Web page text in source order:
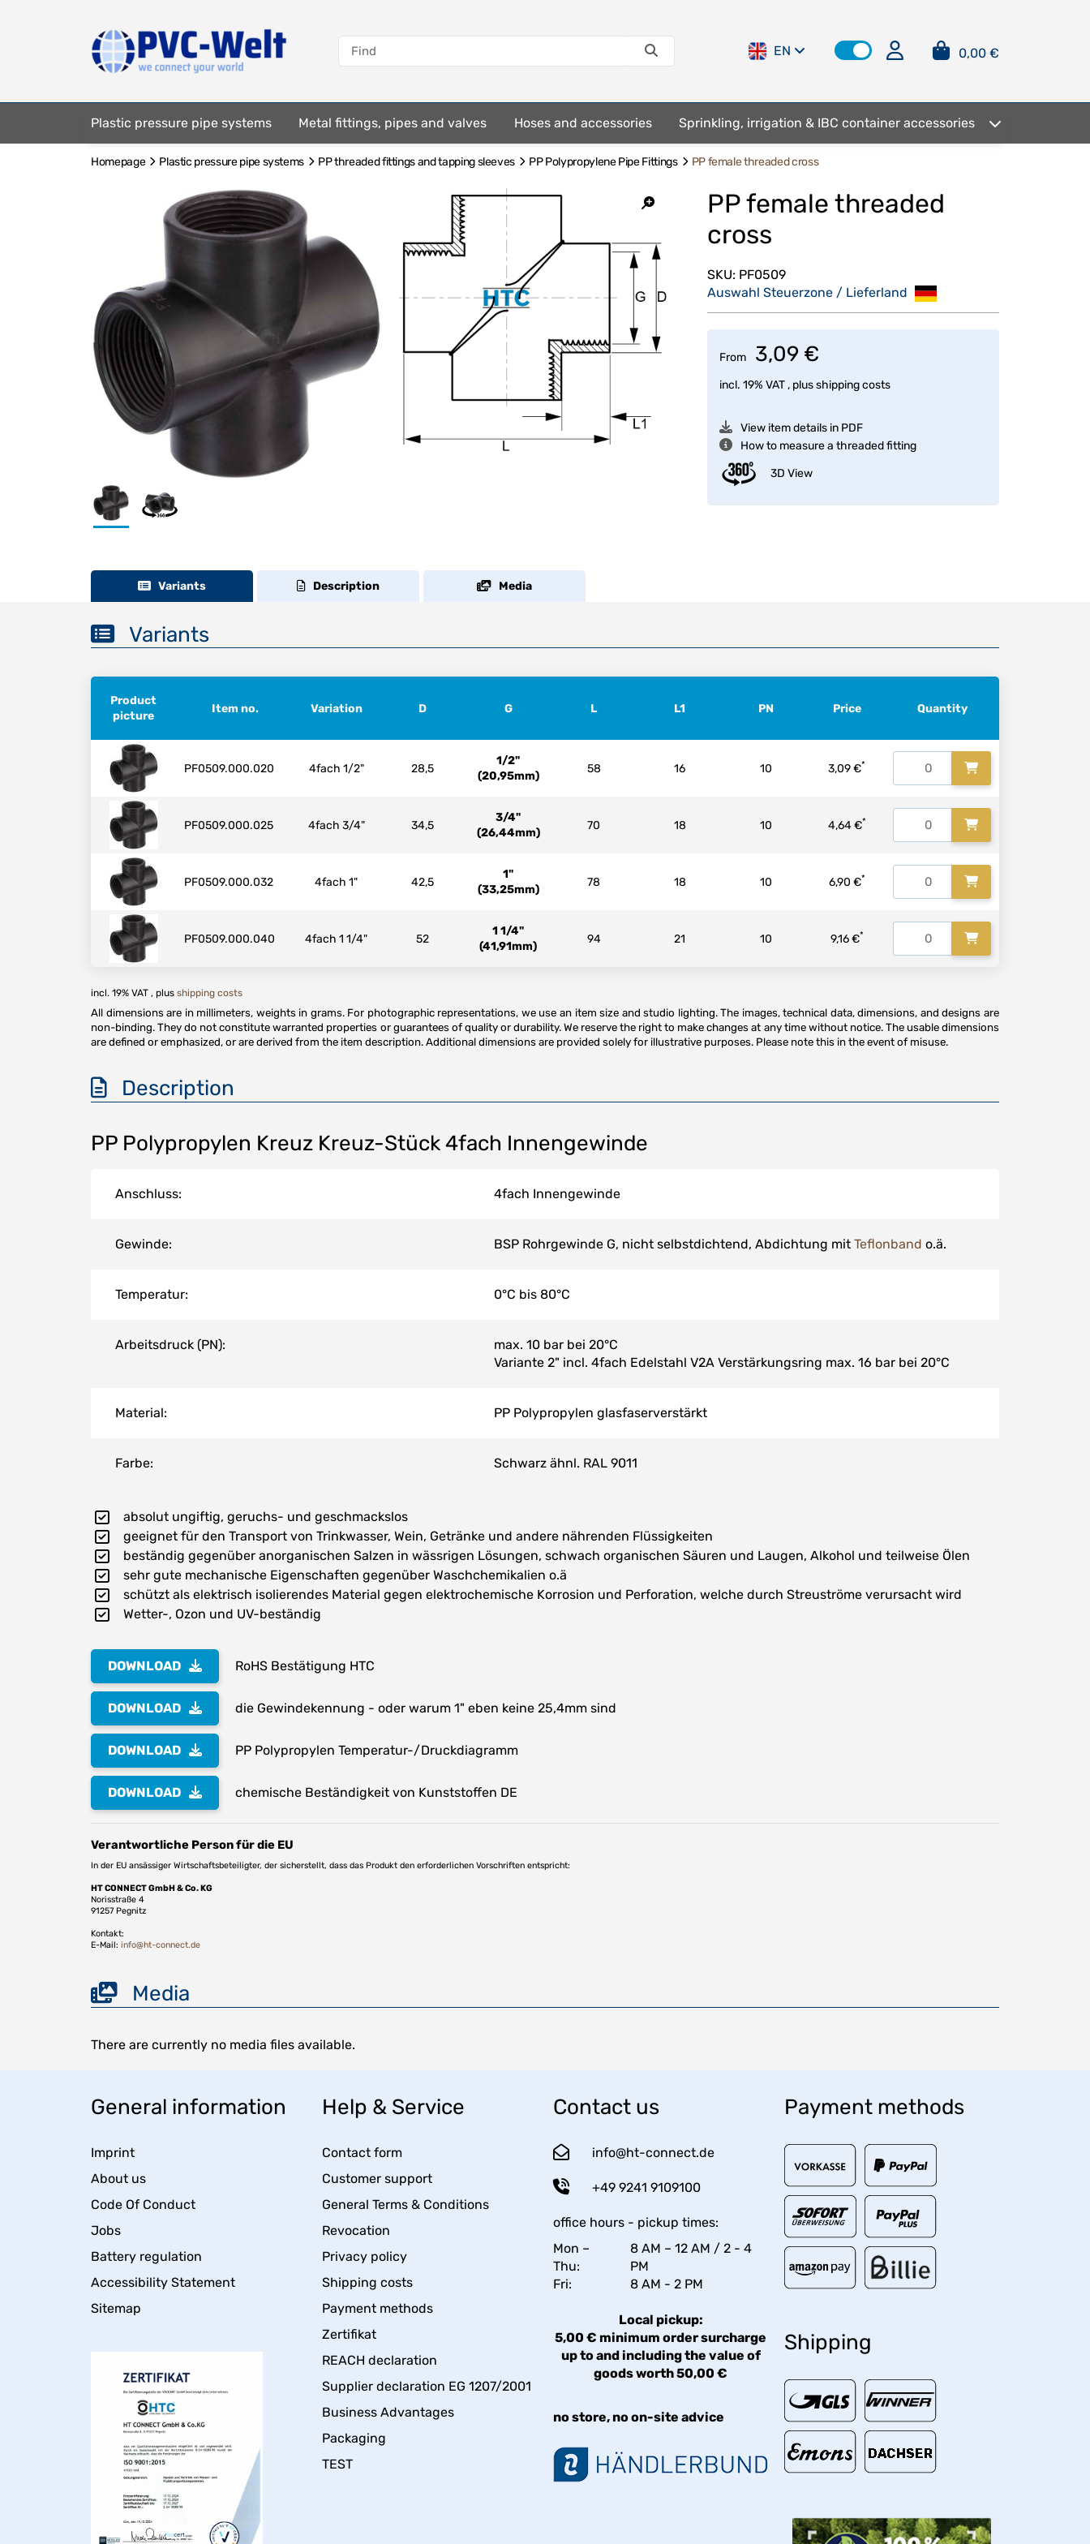
EN 0,00 €
Plastic pressure pipe systems Metal fittings, pipes and valves Hoses and accessories Sprinkling, irrigation & IBC container accessories
Fastening elements
Homepage Plastic pressure pipe systems PP threaded fittings and tapping sleeves PP Polypropylene Pipe Fittings PP female threaded cross
PP female threaded
cross
SKU: PF0509
Auswahl Steuerzone / Lieferland
From 3,09 €
incl. 19% VAT , plusshipping costs
View item details in PDF
How to measure a threaded fitting
3D View
Variants Description Media
Variants
Product
picture
Item no. Variation D G L L1 PN Price Quantity
PF0509.000.020 4fach 1/2" 28,5
1/2"
(20,95mm)
58 16 10 3,09 €*
PF0509.000.025 4fach 3/4" 34,5
3/4"
(26,44mm)
70 18 10 4,64 €*
PF0509.000.032 4fach 1" 42,5
1"
(33,25mm)
78 18 10 6,90 €*
PF0509.000.040 4fach 1 1/4" 52
1 1/4"
(41,91mm)
94 21 10 9,16 €*
incl. 19% VAT , plus shipping costs
All dimensions are in millimeters, weights in grams. For photographic representations, we use an item size and studio lighting. The images, technical data, dimensions, and designs are
non-binding. They do not constitute warranted properties or guarantees of quality or durability. We reserve the right to make changes at any time without notice. The usable dimensions
are defined or emphasized, or are derived from the item description. Additional dimensions are provided solely for illustrative purposes. Please note this in the event of misuse.
Description
PP Polypropylen Kreuz Kreuz-Stück 4fach Innengewinde
Anschluss: 4fach Innengewinde
Gewinde: BSP Rohrgewinde G, nicht selbstdichtend, Abdichtung mit Teflonband o.ä.
Temperatur: 0°C bis 80°C
Arbeitsdruck (PN):
max. 10 bar bei 20°C
Variante 2" incl. 4fach Edelstahl V2A Verstärkungsring max. 16 bar bei 20°C
Material: PP Polypropylen glasfaserverstärkt
Farbe: Schwarz ähnl. RAL 9011
absolut ungiftig, geruchs- und geschmackslos
geeignet für den Transport von Trinkwasser, Wein, Getränke und andere nährenden Flüssigkeiten
beständig gegenüber anorganischen Salzen in wässrigen Lösungen, schwach organischen Säuren und Laugen, Alkohol und teilweise Ölen
sehr gute mechanische Eigenschaften gegenüber Waschchemikalien o.ä
schützt als elektrisch isolierendes Material gegen elektrochemische Korrosion und Perforation, welche durch Streuströme verursacht wird
Wetter-, Ozon und UV-beständig
DOWNLOAD RoHS Bestätigung HTC
DOWNLOAD die Gewindekennung - oder warum 1" eben keine 25,4mm sind
DOWNLOAD PP Polypropylen Temperatur-/Druckdiagramm
DOWNLOAD chemische Beständigkeit von Kunststoffen DE
Verantwortliche Person für die EU
In der EU ansässiger Wirtschaftsbeteiligter, der sicherstellt, dass das Produkt den erforderlichen Vorschriften entspricht:
HT CONNECT GmbH & Co. KG
Norisstraße 4
91257 Pegnitz
Kontakt:
E-Mail: info@ht-connect.de
Media
There are currently no media files available.
General information
Imprint
About us
Code Of Conduct
Jobs
Battery regulation
Accessibility Statement
Sitemap
Help & Service
Contact form
Customer support
General Terms & Conditions
Revocation
Privacy policy
Shipping costs
Payment methods
Zertifikat
REACH declaration
Supplier declaration EG 1207/2001
Business Advantages
Packaging
TEST
Contact us
info@ht-connect.de
+49 9241 9109100
office hours - pickup times:
Mon –
Thu:
8 AM – 12 AM / 2 - 4
PM
Fri:
8 AM - 2 PM
Local pickup:
5,00 € minimum order surcharge
up to and including the value of
goods worth 50,00 €
no store, no on-site advice
Payment methods
Shipping